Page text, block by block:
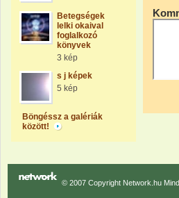
Betegségek
lelki okaival
foglalkozó
könyvek
3 kép
s j képek
5 kép
Böngéssz a galériák
között!
© 2007 Copyright Network.hu